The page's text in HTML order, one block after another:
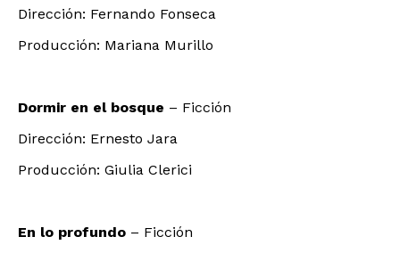
Dirección: Fernando Fonseca
Producción: Mariana Murillo
Dormir en el bosque – Ficción
Dirección: Ernesto Jara
Producción: Giulia Clerici
En lo profundo – Ficción